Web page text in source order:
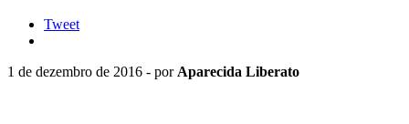
Tweet
1 de dezembro de 2016 - por Aparecida Liberato